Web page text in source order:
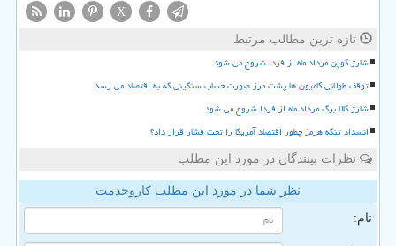
X
تازه ترین مطالب مرتبط
شارژ کوپن مرداد ماه از فردا شروع می شود
توقف طولانی کامیون ها پشت مرز صورت حساب سنگینی که به اقتصاد می رسد
شارژ کالا برگ مرداد ماه از فردا شروع می شود
انسداد تنگه هرمز چطور اقتصاد آمریکا را تحت فشار قرار داد؟
نظرات بینندگان در مورد این مطلب
نظر شما در مورد این مطلب کاروخدمت
نام: